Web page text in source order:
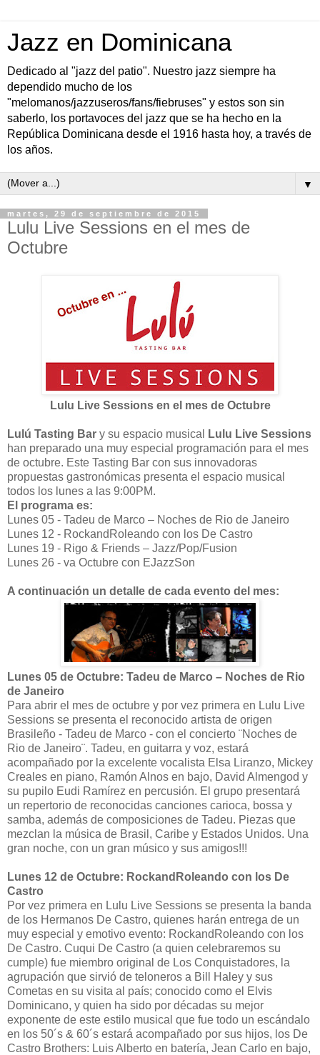
Jazz en Dominicana
Dedicado al "jazz del patio". Nuestro jazz siempre ha
dependido mucho de los
"melomanos/jazzuseros/fans/fiebruses" y estos son sin
saberlo, los portavoces del jazz que se ha hecho en la
República Dominicana desde el 1916 hasta hoy, a través de
los años.
▼
martes, 29 de septiembre de 2015
Lulu Live Sessions en el mes de
Octubre
Lulu Live Sessions en el mes de Octubre
Lulú Tasting Bar y su espacio musical
Lulu Live Sessions
han preparado una muy especial programación para el mes
de octubre. Este Tasting Bar con sus innovadoras
propuestas gastronómicas presenta el espacio musical
todos los lunes a las 9:00PM.
El programa es:
Lunes 05 - Tadeu de Marco – Noches de Rio de Janeiro
Lunes 12 - RockandRoleando con los De Castro
Lunes 19 - Rigo & Friends – Jazz/Pop/Fusion
Lunes 26 - va Octubre con EJazzSon
A continuación un detalle de cada evento del mes:
Lunes 05 de Octubre: Tadeu de Marco – Noches de Rio
de Janeiro
Para abrir el mes de octubre y por vez primera en Lulu Live
Sessions se presenta el reconocido artista de origen
Brasileño - Tadeu de Marco - con el concierto ¨Noches de
Rio de Janeiro¨. Tadeu, en guitarra y voz, estará
acompañado por la excelente vocalista Elsa Liranzo, Mickey
Creales en piano, Ramón Alnos en bajo, David Almengod y
su pupilo Eudi Ramírez en percusión. El grupo presentará
un repertorio de reconocidas canciones carioca, bossa y
samba, además de composiciones de Tadeu. Piezas que
mezclan la música de Brasil, Caribe y Estados Unidos. Una
gran noche, con un gran músico y sus amigos!!!
Lunes 12 de Octubre: RockandRoleando con los De
Castro
Por vez primera en Lulu Live Sessions se presenta la banda
de los Hermanos De Castro, quienes harán entrega de un
muy especial y emotivo evento: RockandRoleando con los
De Castro. Cuqui De Castro (a quien celebraremos su
cumple) fue miembro original de Los Conquistadores, la
agrupación que sirvió de teloneros a Bill Haley y sus
Cometas en su visita al país; conocido como el Elvis
Dominicano, y quien ha sido por décadas su mejor
exponente de este estilo musical que fue todo un escándalo
en los 50´s & 60´s estará acompañado por sus hijos, los De
Castro Brothers: Luis Alberto en batería, Jean Carlo en bajo,